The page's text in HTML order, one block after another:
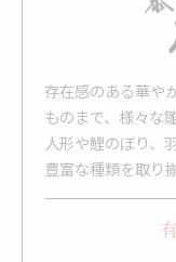
存在感のある華や
ものまで、様々な
人形や鯉のぼり、
豊富な種類を取り